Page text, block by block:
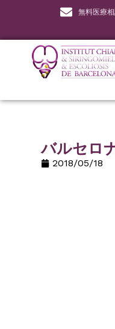
無料医療
バルセロ
2018/05/18